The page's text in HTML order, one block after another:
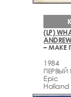
(LP)
– MAKE
1984
ПЕРВЫЙ
Epic
Holland